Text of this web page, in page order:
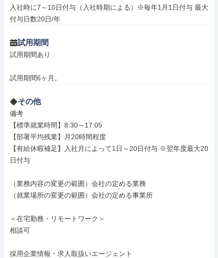
入社時に7～10日付与（入社時期による）※毎年1月1日付与 最大
付与日数20日/年
試用期間
試用期間あり
試用期間6ヶ月。
その他
備考
【標準就業時間】8:30～17:05
【部署平均残業】月20時間程度
【有給休暇補足】入社月によって1日～20日付与 ※翌年度最大20
日付与
（業務内容の変更の範囲）会社の定める業務
（就業場所の変更の範囲）会社の定める事業所
＜在宅勤務・リモートワーク＞
相談可
採用企業情報・求人取扱いエージェント